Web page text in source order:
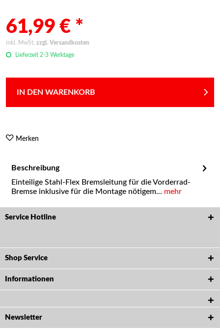
61,99 € *
inkl. MwSt. zzgl. Versandkosten
Lieferzeit 2-3 Werktage
IN DEN WARENKORB
Merken
Beschreibung
Einteilige Stahl-Flex Bremsleitung für die Vorderrad-
Bremse inklusive für die Montage nötigem... mehr
Service Hotline
Shop Service
Informationen
Newsletter